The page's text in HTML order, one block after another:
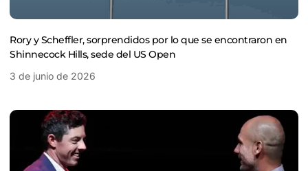
Rory y Scheffler, sorprendidos por lo que se encontraron en
Shinnecock Hills, sede del US Open
3 de junio de 2026